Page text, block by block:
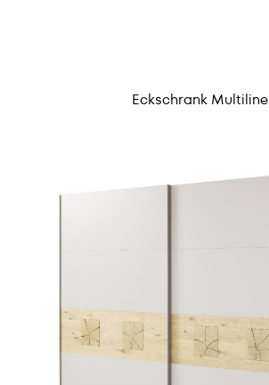
Eckschrank Multiline